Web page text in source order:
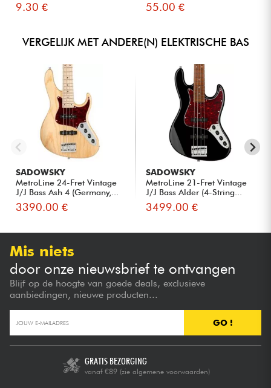
9.30 € 55.00 €
VERGELIJK MET ANDERE(N) ELEKTRISCHE BAS
SADOWSKY
MetroLine 24-Fret Vintage
J/J Bass Ash 4 (Germany,...
3390.00 €
SADOWSKY
MetroLine 21-Fret Vintage
J/J Bass Alder (4-String...
3499.00 €
Mis niets
door onze nieuwsbrief te ontvangen
Blijf op de hoogte van goede deals, exclusieve
aanbiedingen, nieuwe producten...
GO !
GRATIS BEZORGING
vanaf €89 (zie algemene voorwaarden)